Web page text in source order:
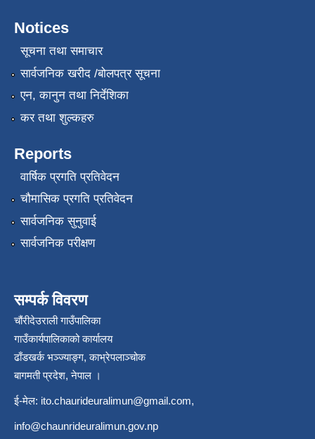
Notices
सूचना तथा समाचार
सार्वजनिक खरीद /बोलपत्र सूचना
एन, कानुन तथा निर्देशिका
कर तथा शुल्कहरु
Reports
वार्षिक प्रगति प्रतिवेदन
चौमासिक प्रगति प्रतिवेदन
सार्वजनिक सुनुवाई
सार्वजनिक परीक्षण
सम्पर्क विवरण
चौंरीदेउराली गाउँपालिका
गाउँकार्यपालिकाको कार्यालय
ढाँडखर्क भञ्ज्याङ्ग, काभ्रेपलाञ्‍चोक
बागमती प्रदेश, नेपाल ।
ई-मेल: ito.chaurideuralimun@gmail.com,
info@chaunrideuralimun.gov.np